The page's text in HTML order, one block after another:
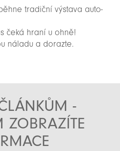
tradiční výstava auto-
čeká hraní u ohně!
náladu a dorazte.
-
ZOBRAZÍTE